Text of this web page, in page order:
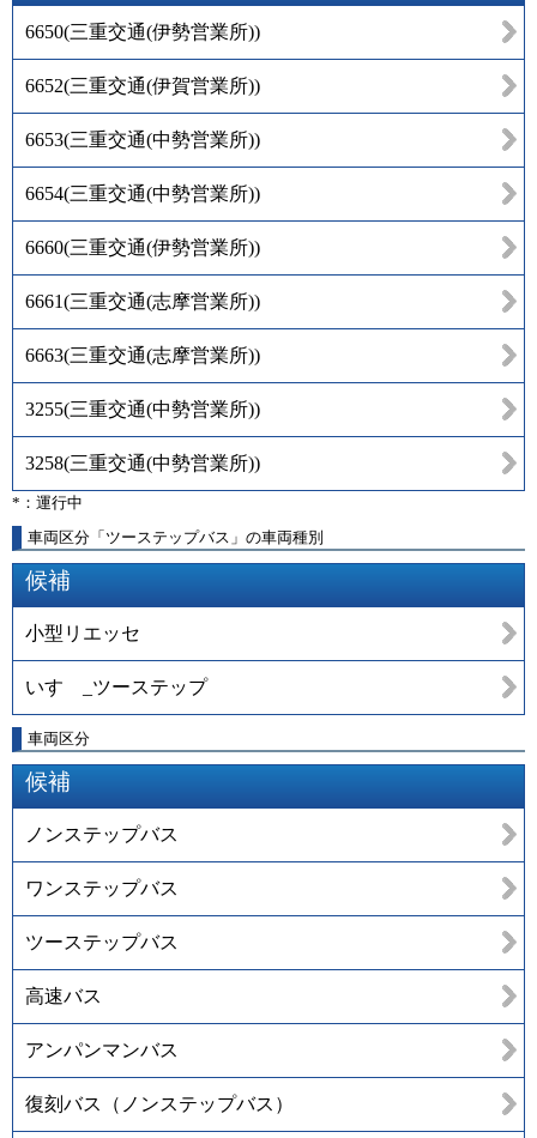
6650(三重交通(伊勢営業所))
6652(三重交通(伊賀営業所))
6653(三重交通(中勢営業所))
6654(三重交通(中勢営業所))
6660(三重交通(伊勢営業所))
6661(三重交通(志摩営業所))
6663(三重交通(志摩営業所))
3255(三重交通(中勢営業所))
3258(三重交通(中勢営業所))
*：運行中
車両区分「ツーステップバス」の車両種別
候補
小型リエッセ
いすゞ_ツーステップ
車両区分
候補
ノンステップバス
ワンステップバス
ツーステップバス
高速バス
アンパンマンバス
復刻バス（ノンステップバス）